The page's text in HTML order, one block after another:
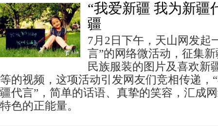
“我爱新疆 我为新疆
疆
7月2日下午，天山网发起
言”的网络微活动，征集
民族服装的图片及喜欢新
等的视频，这项活动引发网友们竞相传递，
疆代言”，简单的话语、真挚的笑容，汇成
特色的正能量。